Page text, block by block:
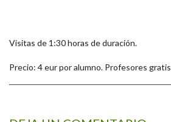
Visitas de 1:30 horas de duración.
Precio: 4 eur por alumno. Profesores gratis